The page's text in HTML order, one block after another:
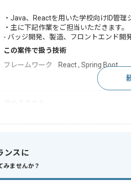
・Java、Reactを用いた学校向けID管
・主に下記作業をご担当いただきます。
- バッジ開発、製造、フロントエンド開
この案件で扱う技術
フレームワーク
React , Spring Boot
・Javaを用いた開発経験3年以上
・Reactを用いた開発経験
ンスに
みませんか？